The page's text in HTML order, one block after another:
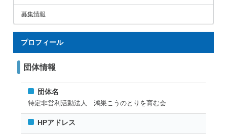
募集情報
プロフィール
団体情報
団体名
特定非営利活動法人 鴻巣こうのとりを育む会
HPアドレス